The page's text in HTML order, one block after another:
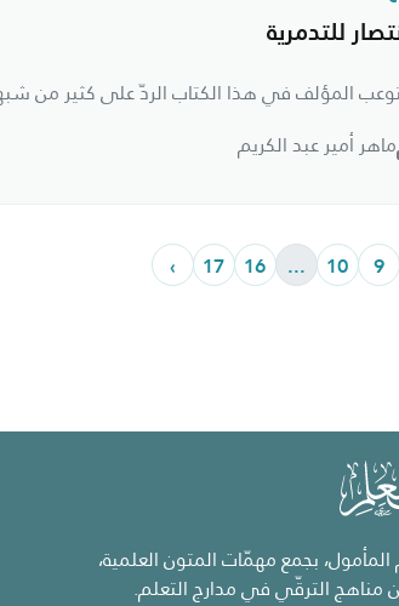
عليها، مع تمهيد لها، يفيد الطلبة والمتعلمين.
للتدمرية
ماهر أمير عبد الكريم
9
10
...
16
17
›
بجمع مهمّات المتون العلمية،
الترقّي في مدارج التعلم.